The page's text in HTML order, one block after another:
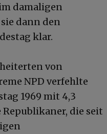
damaligen
dann den
klar.
von
NPD verfehlte
1969 mit 4,3
die seit